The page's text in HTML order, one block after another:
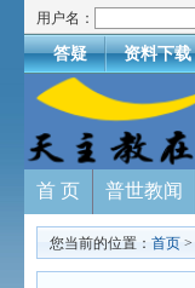
用户名：
答疑 资料下载
首 页 普世教闻
您当前的位置： 首页 >